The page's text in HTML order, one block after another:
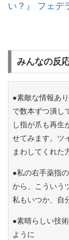
い？』 フェデ
みんなの反
●素敵な情報あ
で数本ずつ潰し
し指が爪も再生
せてみます。ツ
まわしてくれた
●私の右手薬指
から、こういう
私もいつか、自
●素晴らしい技
ように